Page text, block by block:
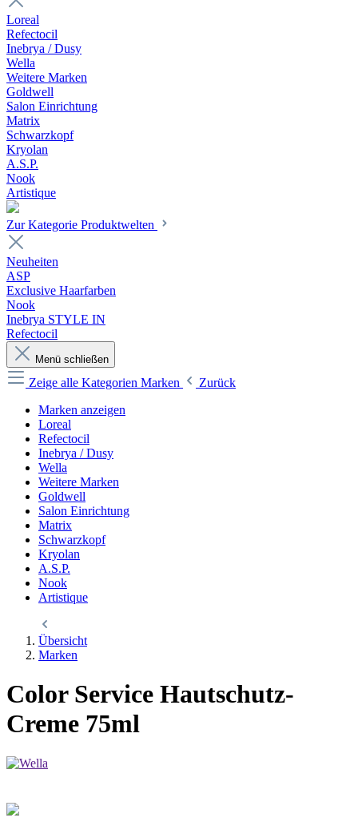
Loreal
Refectocil
Inebrya / Dusy
Wella
Weitere Marken
Goldwell
Salon Einrichtung
Matrix
Schwarzkopf
Kryolan
A.S.P.
Nook
Artistique
Zur Kategorie Produktwelten
Neuheiten
ASP
Exclusive Haarfarben
Nook
Inebrya STYLE IN
Refectocil
Menü schließen
Zeige alle Kategorien Marken
Zurück
Marken anzeigen
Loreal
Refectocil
Inebrya / Dusy
Wella
Weitere Marken
Goldwell
Salon Einrichtung
Matrix
Schwarzkopf
Kryolan
A.S.P.
Nook
Artistique
Übersicht
Marken
Color Service Hautschutz-
Creme 75ml